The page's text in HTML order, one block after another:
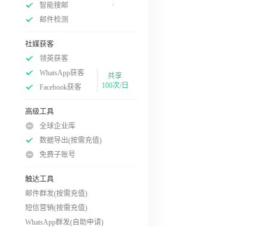
智能搜邮
邮件检测
社媒获客
领英获客
WhatsApp获客
Facebook获客
共享
100次/日
高级工具
全球企业库
数据导出(按需充值)
免费子账号
触达工具
邮件群发(按需充值)
短信营销(按需充值)
WhatsApp群发(自助申请)